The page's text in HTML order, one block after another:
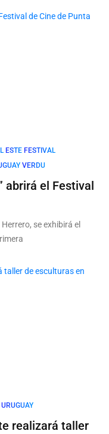
ESTE FESTIVAL
VERDU
abrirá el Festival
se exhibirá el
URUGUAY
realizará taller